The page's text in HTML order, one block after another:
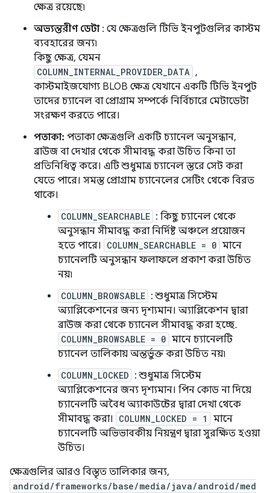
ক্ষেত্র রয়েছে৷
অভ্যন্তরীণ ডেটা: যে ক্ষেত্রগুলি টিভি ইনপুটগুলির কাস্টম
ব্যবহারের জন্য৷
কিছু ক্ষেত্র, যেমন
COLUMN_INTERNAL_PROVIDER_DATA ,
কাস্টমাইজযোগ্য BLOB ক্ষেত্র যেখানে একটি টিভি ইনপুট
তাদের চ্যানেল বা প্রোগ্রাম সম্পর্কে নির্বিচারে মেটাডেটা
সংরক্ষণ করতে পারে।
পতাকা: পতাকা ক্ষেত্রগুলি একটি চ্যানেল অনুসন্ধান,
ব্রাউজ বা দেখার থেকে সীমাবদ্ধ করা উচিত কিনা তা
প্রতিনিধিত্ব করে। এটি শুধুমাত্র চ্যানেল স্তরে সেট করা
যেতে পারে। সমস্ত প্রোগ্রাম চ্যানেলের সেটিং থেকে বিরত
থাকে।
COLUMN_SEARCHABLE : কিছু চ্যানেল থেকে
অনুসন্ধান সীমাবদ্ধ করা নির্দিষ্ট অঞ্চলে প্রয়োজন
হতে পারে।
COLUMN_SEARCHABLE = 0 মানে
চ্যানেলটি অনুসন্ধান ফলাফলে প্রকাশ করা উচিত
নয়৷
COLUMN_BROWSABLE : শুধুমাত্র সিস্টেম
অ্যাপ্লিকেশনের জন্য দৃশ্যমান। অ্যাপ্লিকেশন দ্বারা
ব্রাউজ করা থেকে চ্যানেল সীমাবদ্ধ করা হচ্ছে.
COLUMN_BROWSABLE = 0 মানে চ্যানেলটি
চ্যানেল তালিকায় অন্তর্ভুক্ত করা উচিত নয়৷
COLUMN_LOCKED : শুধুমাত্র সিস্টেম
অ্যাপ্লিকেশনের জন্য দৃশ্যমান। পিন কোড না দিয়ে
চ্যানেলটি অবৈধ অ্যাকাউন্টের দ্বারা দেখা থেকে
সীমাবদ্ধ করা।
COLUMN_LOCKED = 1
মানে
চ্যানেলটি অভিভাবকীয় নিয়ন্ত্রণ দ্বারা সুরক্ষিত হওয়া
উচিত।
ক্ষেত্রগুলির আরও বিস্তৃত তালিকার জন্য,
android/frameworks/base/media/java/android/med